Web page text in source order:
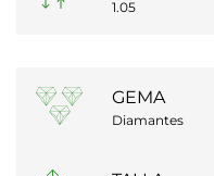
1.05
GEMA
Diamantes